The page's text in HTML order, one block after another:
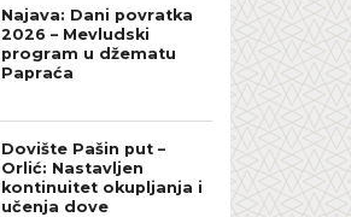
Najava: Dani povratka
2026 – Mevludski
program u džematu
Papraća
Dovište Pašin put –
Orlić: Nastavljen
kontinuitet okupljanja i
učenja dove